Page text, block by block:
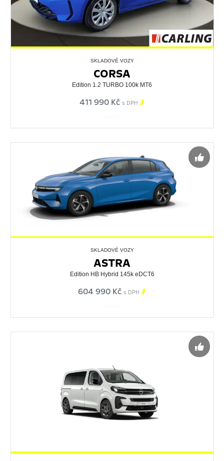
SKLADOVÉ VOZY
CORSA
Edition 1.2 TURBO 100k MT6
411 990 Kč s DPH 
SKLADOVÉ VOZY
ASTRA
Edition HB Hybrid 145k eDCT6
604 990 Kč s DPH 